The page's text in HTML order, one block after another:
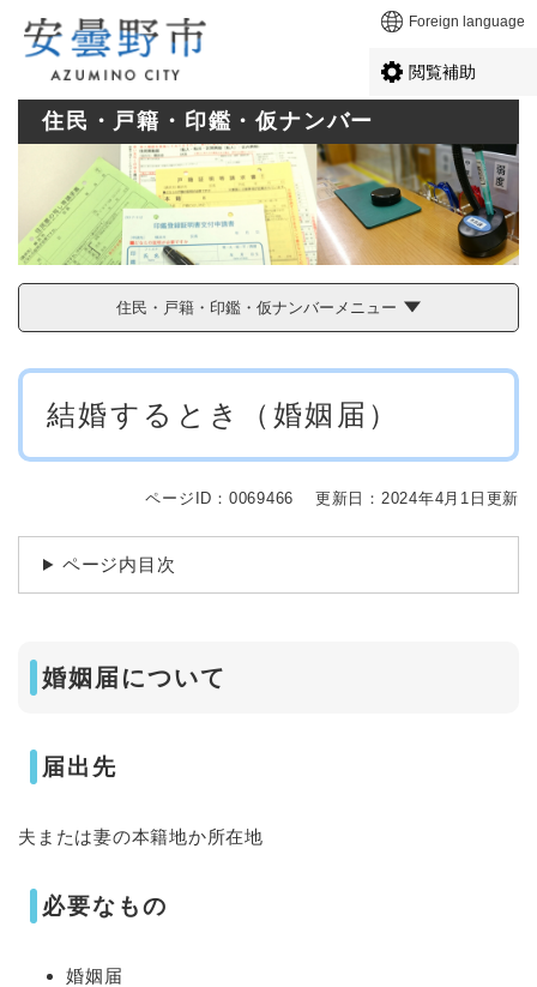
メニューを飛ばして本文へ Foreign language
閲覧補助
住民・戸籍・印鑑・仮ナンバー
住民・戸籍・印鑑・仮ナンバーメニュー
本
結婚するとき（婚姻届）
ページID：0069466 更新日：2024年4月1日更新
ページ内目次
婚姻届について
届出先
夫または妻の本籍地か所在地
必要なもの
婚姻届